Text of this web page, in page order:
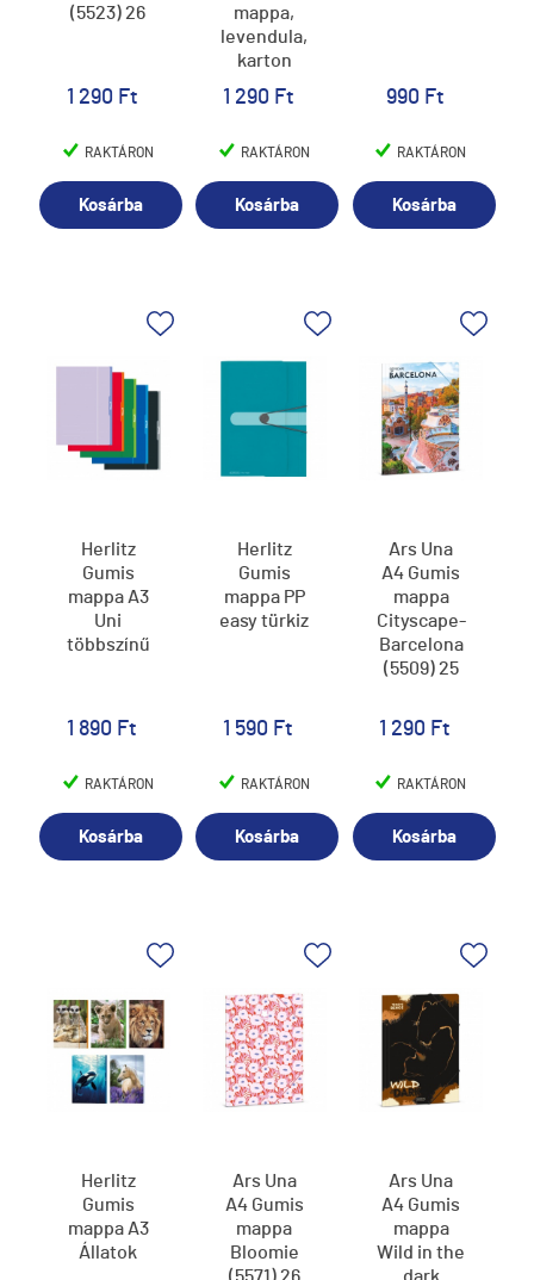
(5523) 26
1 290 Ft
RAKTÁRON
Kosárba
mappa,
levendula,
karton
1 290 Ft
RAKTÁRON
Kosárba
990 Ft
RAKTÁRON
Kosárba
Herlitz
Gumis
mappa A3
Uni
többszínű
1 890 Ft
RAKTÁRON
Kosárba
Herlitz
Gumis
mappa PP
easy türkiz
1 590 Ft
RAKTÁRON
Kosárba
Ars Una
A4 Gumis
mappa
Cityscape-
Barcelona
(5509) 25
1 290 Ft
RAKTÁRON
Kosárba
Herlitz
Gumis
mappa A3
Állatok
Ars Una
A4 Gumis
mappa
Bloomie
Ars Una
A4 Gumis
mappa
Wild in the